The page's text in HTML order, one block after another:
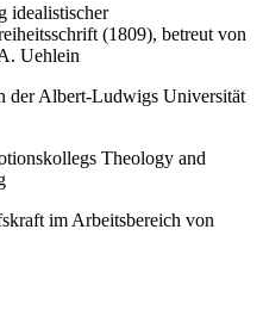
idealistischer
(1809), betreut von
Uehlein
der Albert-Ludwigs Universität
Theology and
im Arbeitsbereich von